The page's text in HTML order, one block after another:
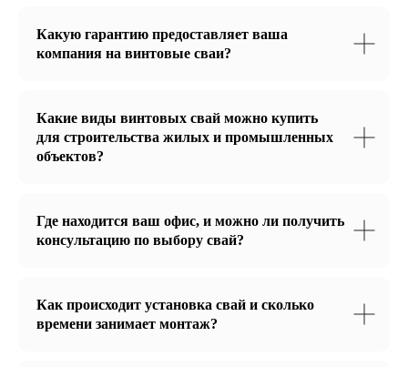
Какую гарантию предоставляет ваша
компания на винтовые сваи?
Какие виды винтовых свай можно купить
для строительства жилых и промышленных
объектов?
Где находится ваш офис, и можно ли получить
консультацию по выбору свай?
Как происходит установка свай и сколько
времени занимает монтаж?
Услуги
+7 (812) 953-66-12
Монтаж заборных столбов